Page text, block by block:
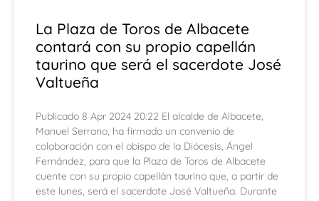
La Plaza de Toros de Albacete
contará con su propio capellán
taurino que será el sacerdote José
Valtueña
Publicado 8 Apr 2024 20:22 El alcalde de Albacete,
Manuel Serrano, ha firmado un convenio de
colaboración con el obispo de la Diócesis, Ángel
Fernández, para que la Plaza de Toros de Albacete
cuente con su propio capellán taurino que, a partir de
este lunes, será el sacerdote José Valtueña. Durante